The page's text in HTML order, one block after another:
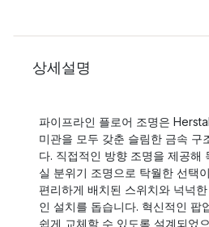
상세설명
파이프라인 플로어 조명은
미관을 모두 갖춘 슬림한 금속 구
다. 직접적인 방향 조명을 제공해
실 분위기 조명으로 탁월한 선택
편리하게 배치된 스위치와 넉넉
인 설치를 돕습니다. 혁신적인 팝
쉽게 교체할 수 있도록 설계되었